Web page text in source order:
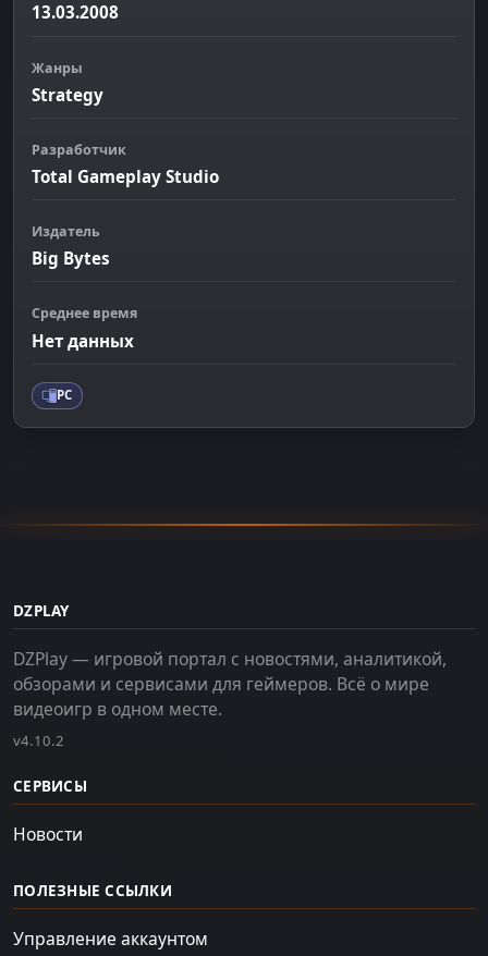
13.03.2008
Жанры
Strategy
Разработчик
Total Gameplay Studio
Издатель
Big Bytes
Среднее время
Нет данных
PC
DZPLAY
DZPlay — игровой портал с новостями, аналитикой,
обзорами и сервисами для геймеров. Всё о мире
видеоигр в одном месте.
v4.10.2
СЕРВИСЫ
Новости
ПОЛЕЗНЫЕ ССЫЛКИ
Управление аккаунтом